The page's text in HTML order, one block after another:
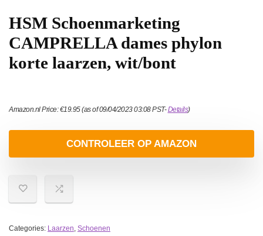
HSM Schoenmarketing
CAMPRELLA dames phylon
korte laarzen, wit/bont
Amazon.nl Price:€19.95(as of 09/04/2023 03:08 PST-Details)
CONTROLEER OP AMAZON
Categories: Laarzen, Schoenen